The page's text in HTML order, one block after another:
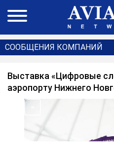
СООБЩЕНИЯ КОМПАНИЙ
Выставка «Цифровые
аэропорту Нижнего